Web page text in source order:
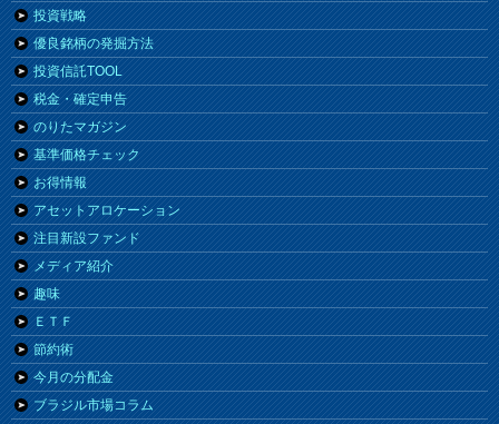
投資戦略
優良銘柄の発掘方法
投資信託TOOL
税金・確定申告
のりたマガジン
基準価格チェック
お得情報
アセットアロケーション
注目新設ファンド
メディア紹介
趣味
ＥＴＦ
節約術
今月の分配金
ブラジル市場コラム